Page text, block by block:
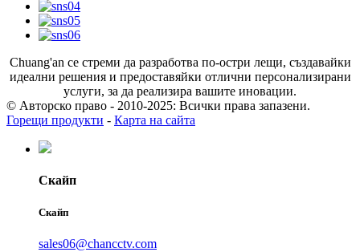
Chuang'an се стреми да разработва по-остри лещи, създавайки
идеални решения и предоставяйки отлични персонализирани
услуги, за да реализира вашите иновации.
© Авторско право - 2010-2025: Всички права запазени.
Горещи продукти - Карта на сайта
Скайп
Скайп
sales06@chancctv.com